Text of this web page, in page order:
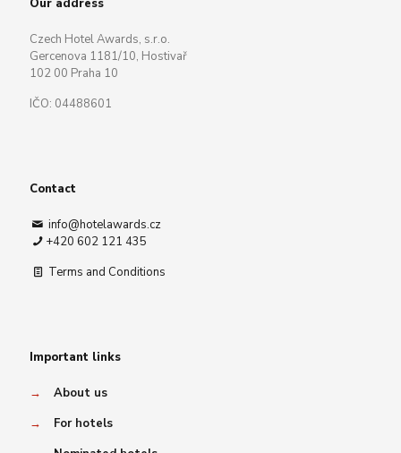
Czech Hotel Awards, s.r.o.
Gercenova 1181/10, Hostivař
102 00 Praha 10
IČO: 04488601
Contact
info@hotelawards.cz
+420 602 121 435
Terms and Conditions
Important links
→
About us
→
For hotels